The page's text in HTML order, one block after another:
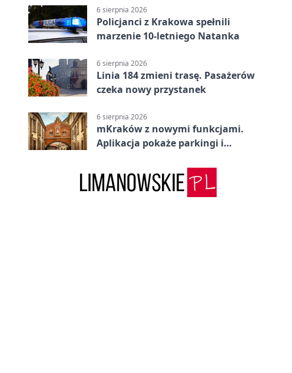
6 sierpnia 2026
Policjanci z Krakowa spełnili
marzenie 10-letniego Natanka
6 sierpnia 2026
Linia 184 zmieni trasę. Pasażerów
czeka nowy przystanek
6 sierpnia 2026
mKraków z nowymi funkcjami.
Aplikacja pokaże parkingi i